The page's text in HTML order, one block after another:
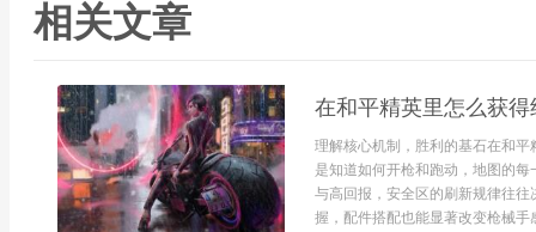
相关文章
在和平精英里怎么获
理解核心机制，胜利的基石在和
是知道如何开枪和跑动，地图的
与高回报，安全区的刷新规律往
握，配件搭配也能显著改变枪械手